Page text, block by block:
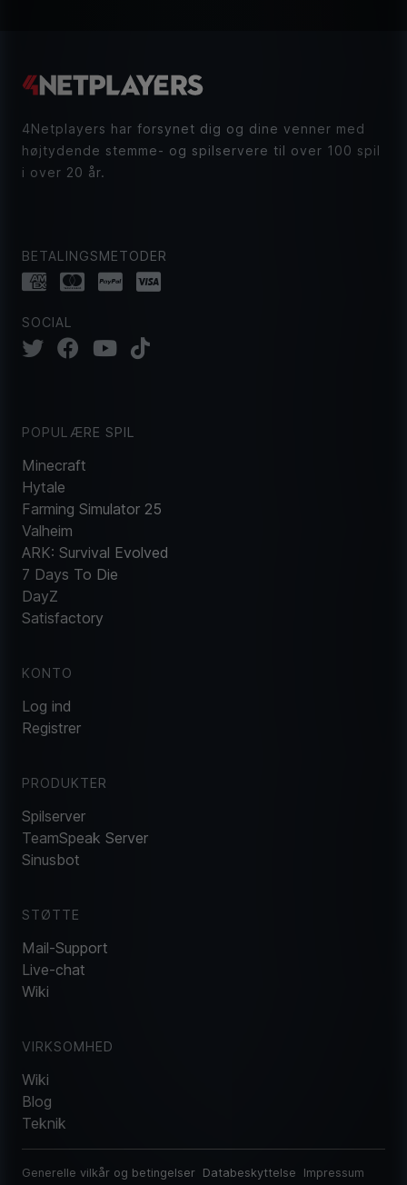
4Netplayers har forsynet dig og dine venner med
højtydende stemme- og spilservere til over 100 spil
i over 20 år.
BETALINGSMETODER
SOCIAL
POPULÆRE SPIL
Minecraft
Hytale
Farming Simulator 25
Valheim
ARK: Survival Evolved
7 Days To Die
DayZ
Satisfactory
KONTO
Log ind
Registrer
PRODUKTER
Spilserver
TeamSpeak Server
Sinusbot
STØTTE
Mail-Support
Live-chat
Wiki
VIRKSOMHED
Wiki
Blog
Teknik
Generelle vilkår og betingelser Databeskyttelse Impressum